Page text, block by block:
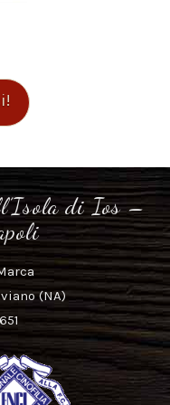
di Ios –
(NA)